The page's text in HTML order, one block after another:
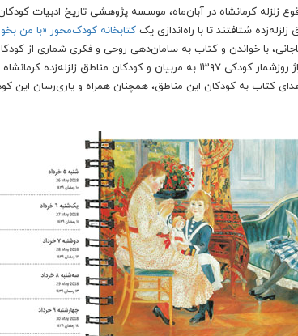
زلزله کرمانشاه در آبان‌ماه، موسسه پژوهشی تاریخ ادبیات
شتافتند تا با راه‌اندازی یک کتابخانه کودک‌محور «با من
باباجانی، با خواندن و کتاب به سامان‌دهی روحی و فکری شماری از
در نظر دارد با اهدای ده درصد از تیراژ روزشمار کودکی ۱۳۹۷ به